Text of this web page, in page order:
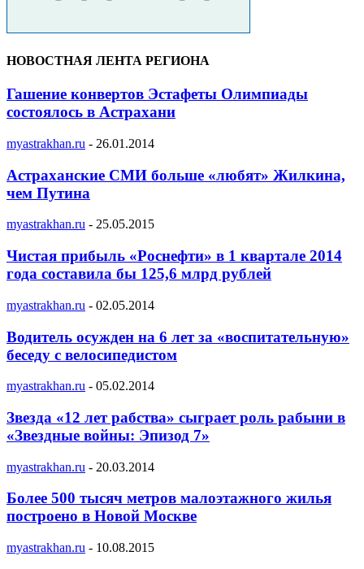
НОВОСТНАЯ ЛЕНТА РЕГИОНА
Гашение конвертов Эстафеты Олимпиады
состоялось в Астрахани
myastrakhan.ru - 26.01.2014
Астраханские СМИ больше «любят» Жилкина,
чем Путина
myastrakhan.ru - 25.05.2015
Чистая прибыль «Роснефти» в 1 квартале 2014
года составила бы 125,6 млрд рублей
myastrakhan.ru - 02.05.2014
Водитель осужден на 6 лет за «воспитательную»
беседу с велосипедистом
myastrakhan.ru - 05.02.2014
Звезда «12 лет рабства» сыграет роль рабыни в
«Звездные войны: Эпизод 7»
myastrakhan.ru - 20.03.2014
Более 500 тысяч метров малоэтажного жилья
построено в Новой Москве
myastrakhan.ru - 10.08.2015